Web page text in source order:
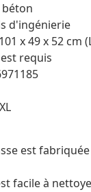
béton
d'ingénierie
x 49 x 52 cm
requis
est
facile à